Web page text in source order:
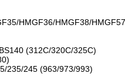
HMGF36/HMGF38/
(312C/320C/325C)
235/245 (963/973/993)